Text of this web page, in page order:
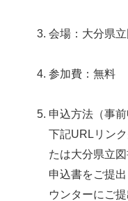
会場：大分県
参加費：無料
申込方法（事前
下記URLリン
たは大分県立
申込書をご提
ウンターにご提